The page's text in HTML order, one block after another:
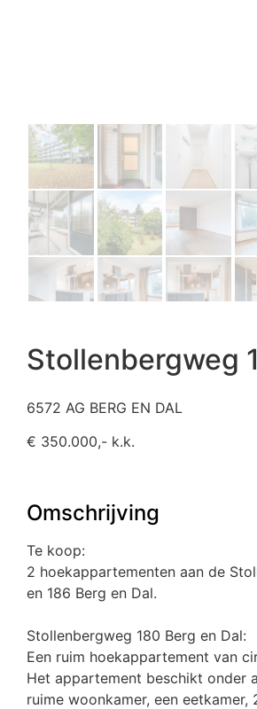
Stollenbergweg
6572 AG BERG EN DAL
€ 350.000,- k.k.
Omschrijving
Te koop:
2 hoekappartementen aan de
en 186 Berg en Dal.
Stollenbergweg 180 Berg en Dal:
Een ruim hoekappartement van
Het appartement beschikt onder
ruime woonkamer, een eetkamer,